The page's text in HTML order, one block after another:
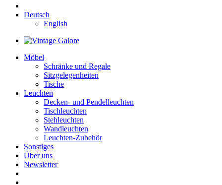
Deutsch
English
Möbel
Schränke und Regale
Sitzgelegenheiten
Tische
Leuchten
Decken- und Pendelleuchten
Tischleuchten
Stehleuchten
Wandleuchten
Leuchten-Zubehör
Sonstiges
Über uns
Newsletter